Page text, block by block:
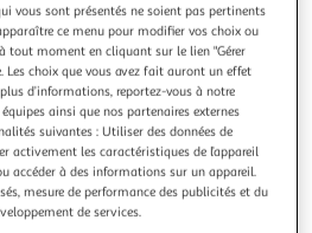
mat
de réglage de la sensibilité Non
4 jours
vous sont présentés ne soient pas pertinents
ce menu pour modifier vos choix ou
tout moment en cliquant sur le lien "Gérer
Les choix que vous avez fait auront un effet
d’informations, reportez-vous à notre
ainsi que nos partenaires externes
suivantes : Utiliser des données de
activement les caractéristiques de l’appareil
accéder à des informations sur un appareil.
mesure de performance des publicités et du
de services.